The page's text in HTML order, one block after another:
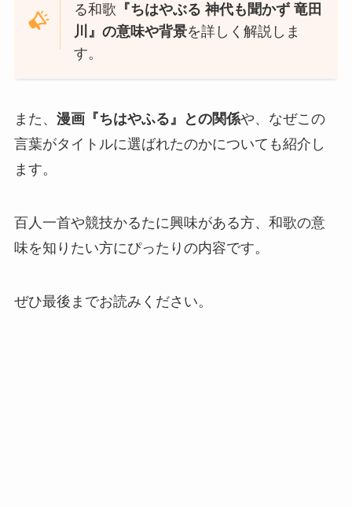
る和歌 『ちはやぶる 神代も聞かず 竜田
川』の意味や背景を詳しく解説しま
す。
また、 漫画『ちはやふる』との関係や、なぜこの
言葉がタイトルに選ばれたのかについても紹介し
ます。
百人一首や競技かるたに興味がある方、和歌の意
味を知りたい方にぴったりの内容です。
ぜひ最後までお読みください。